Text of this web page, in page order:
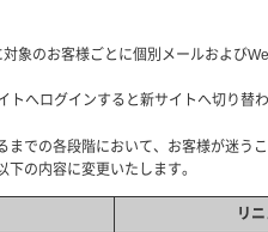
象のお客様ごとに個別メールおよび
へログインすると新サイトへ切り替わ
での各段階において、お客様が迷う
の内容に変更いたします。
リ